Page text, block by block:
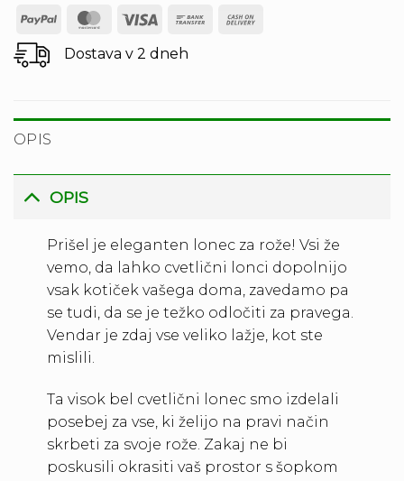
PayPal MasterCard
Visa
Bank
Dostava v 2 dneh
OPIS
OPIS
Prišel je eleganten lonec za rože! Vsi že
vemo, da lahko cvetlični lonci dopolnijo
vsak kotiček vašega doma, zavedamo pa
se tudi, da se je težko odločiti za pravega.
Vendar je zdaj vse veliko lažje, kot ste
mislili.
Ta visok bel cvetlični lonec smo izdelali
posebej za vse, ki želijo na pravi način
skrbeti za svoje rože. Zakaj ne bi
poskusili okrasiti vaš prostor s šopkom